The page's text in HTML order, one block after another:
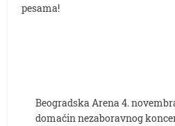
pesama!
Beogradska Arena 4.
domaćin nezaboravnog